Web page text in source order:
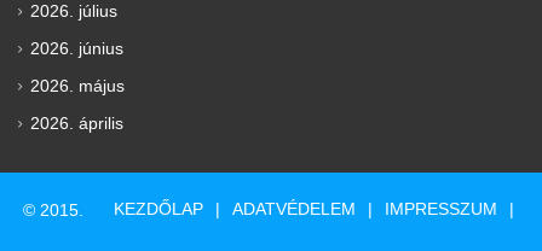
2026. július
2026. június
2026. május
2026. április
© 2015. KEZDŐLAP ADATVÉDELEM IMPRESSZUM